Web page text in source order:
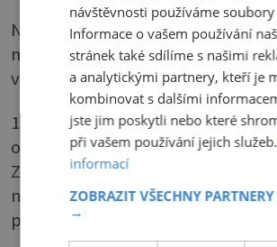
Na knedlíčky: 150 g hovězího
masa, 30 g rýže, 3 lžíce zakysané
vejce, 1 lžíce hladké mouky
1) Nakrájejte zeleninu, zelí a
osolte, opepřete a zalijte horkým
Zeleninu vařte na skus. Pak
nakrájené na kostičky a polévku
povařte.
návštěvnosti používáme
Informace o vašem používání
stránek také sdílíme s našimi
a analytickými partnery, kteří je
kombinovat s dalšími
jste jim poskytli nebo které
při vašem používání jejich
informací
ZOBRAZIT VŠECHNY PARTNERY
→